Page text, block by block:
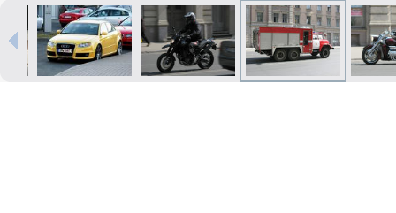
Печать в течение 1 часа в Риге –
закажите онлайн
Различные форматы и виды